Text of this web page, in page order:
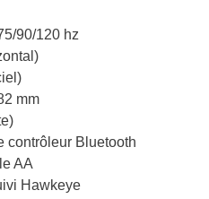
90/120 hz
mm
contrôleur Bluetooth
AA
Hawkeye